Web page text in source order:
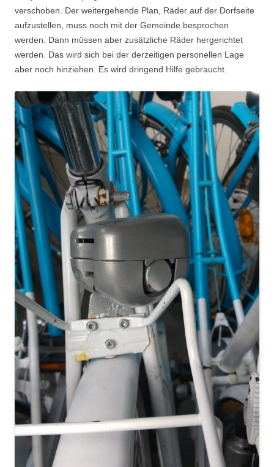
verschoben. Der weitergehende Plan, Räder auf der Dorfseite
aufzustellen, muss noch mit der Gemeinde besprochen
werden. Dann müssen aber zusätzliche Räder hergerichtet
werden. Das wird sich bei der derzeitigen personellen Lage
aber noch hinziehen. Es wird dringend Hilfe gebraucht.